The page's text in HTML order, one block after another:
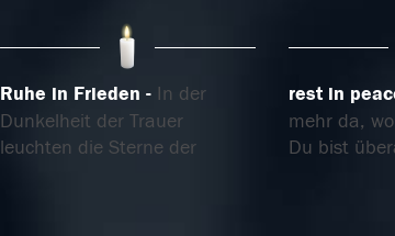
Ruhe in Frieden
In der
Dunkelheit der Trauer
leuchten die Sterne der
rest in
mehr da,
Du bist